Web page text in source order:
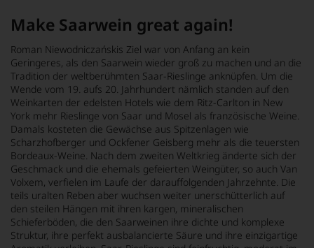
Make Saarwein great again!
Roman Niewodniczańskis Ziel war von Anfang an kein
Geringeres, als den Saarwein wieder groß zu machen und an die
Tradition der weltberühmten Saar-Rieslinge anknüpfen. Um die
Wende vom 19. aufs 20. Jahrhundert nämlich standen auf den
Weinkarten der edelsten Hotels wie dem Ritz-Carlton in New
York mehr Rieslinge von Saar und Mosel als französische Weine.
Damals kosteten die Gewächse aus Spitzenlagen wie
Scharzhofberger und Ockfener Geisberg mehr als die teuersten
Bordeaux-Weine. Nach dem zweiten Weltkrieg änderte sich der
Geschmack und die ehemals gefeierten Weingüter, so auch Van
Volxem, verfielen im Laufe der darauffolgenden Jahrzehnte. Die
teils uralten Reben aber wuchsen weiter unerschütterlich auf
den steilen Hängen mit ihren kargen, mineralischen
Schieferböden, die den Saarweinen ihre dichte und komplexe
Struktur, ihre perfekt ausbalancierte Säure und ihre einzigartige